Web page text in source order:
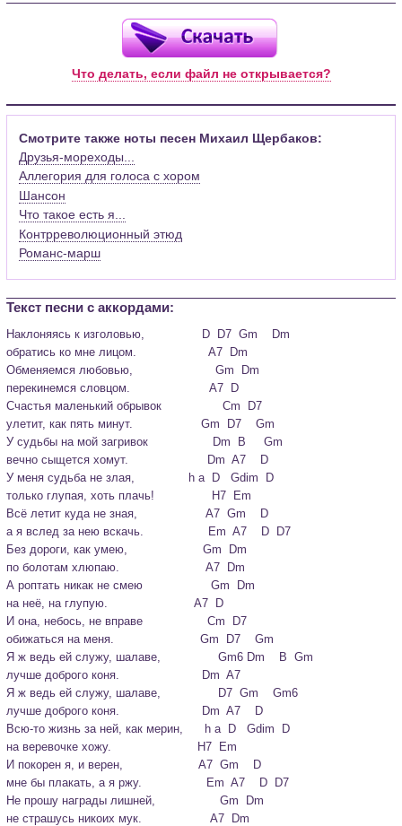
Что делать, если файл не открывается?
Смотрите также ноты песен Михаил Щербаков:
Друзья-мореходы...
Аллегория для голоса с хором
Шансон
Что такое есть я...
Контрреволюционный этюд
Романс-марш
Текст песни c аккордами:
Наклоняясь к изголовью,                D  D7  Gm    Dm
обратись ко мне лицом.                    A7  Dm
Обменяемся любовью,                       Gm  Dm
перекинемся словцом.                      A7  D
Счастья маленький обрывок                 Cm  D7
улетит, как пять минут.                   Gm  D7    Gm
У судьбы на мой загривок                  Dm  B     Gm
вечно сыщется хомут.                      Dm  A7    D
У меня судьба не злая,               h a  D   Gdim  D
только глупая, хоть плачь!                H7  Em
Всё летит куда не зная,                   A7  Gm    D
а я вслед за нею вскачь.                  Em  A7    D  D7
Без дороги, как умею,                     Gm  Dm
по болотам хлюпаю.                        A7  Dm
А роптать никак не смею                   Gm  Dm
на неё, на глупую.                        A7  D
И она, небось, не вправе                  Cm  D7
обижаться на меня.                        Gm  D7    Gm
Я ж ведь ей служу, шалаве,                Gm6 Dm    B  Gm
лучше доброго коня.                       Dm  A7
Я ж ведь ей служу, шалаве,                D7  Gm    Gm6
лучше доброго коня.                       Dm  A7    D
Всю-то жизнь за ней, как мерин,      h a  D   Gdim  D
на веревочке хожу.                        H7  Em
И покорен я, и верен,                     A7  Gm    D
мне бы плакать, а я ржу.                  Em  A7    D  D7
Не прошу награды лишней,                  Gm  Dm
не страшусь никоих мук.                   A7  Dm